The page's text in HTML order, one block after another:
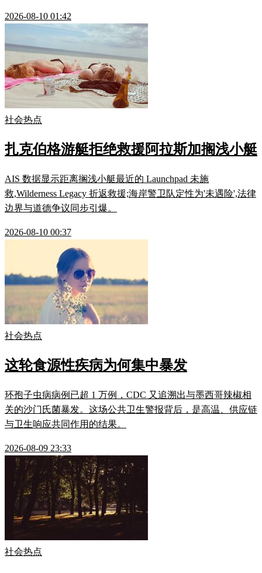
2026-08-10 01:42
社会热点
扎克伯格游艇拒绝救援阿拉斯加搁浅小艇
AIS 数据显示距离搁浅小艇最近的 Launchpad 未施
救,Wilderness Legacy 折返救援;海岸警卫队定性为'未遇险',法律
边界与道德争议同步引爆。
2026-08-10 00:37
社会热点
这轮食源性疾病为何集中暴发
环孢子虫病病例已超 1 万例，CDC 又追溯出与墨西哥辣椒相
关的沙门氏菌暴发。这场公共卫生警报背后，是高温、供应链
与卫生响应共同作用的结果。
2026-08-09 23:33
社会热点